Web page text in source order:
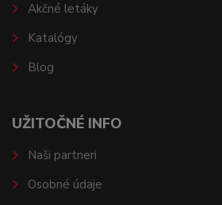
Akčné letáky
Katalógy
Blog
UŽITOČNÉ INFO
Naši partneri
Osobné údaje